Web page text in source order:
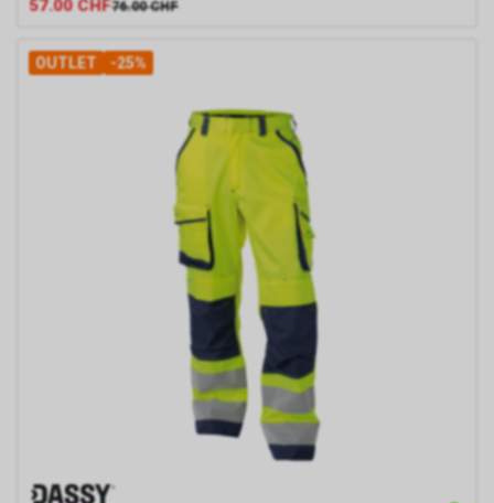
57.00 CHF76.00 CHF
OUTLET -25%
Wir nutzen das Conversion-
ist Rechtsgrundlage Art. 6 Abs. 1 lit.
a DSGVO. Rechtsgrundlage kann
auch Art. 6 Abs. 1 lit. f DSGVO sein.
Unser berechtigtes Interesse liegt
in der Analyse, Optimierung und
dem wirtschaftlichen Betrieb
unseres Internetauftritts.
Falls Sie auf eine von Google
geschaltete Anzeige klicken,
speichert das von uns eingesetzte
Conversion-Tracking ein Cookie auf
Ihrem Endgerät. Diese sog.
Conversion-Cookies verlieren mit
Ablauf von 30 Tagen ihre Gültigkeit
und dienen im Übrigen nicht Ihrer